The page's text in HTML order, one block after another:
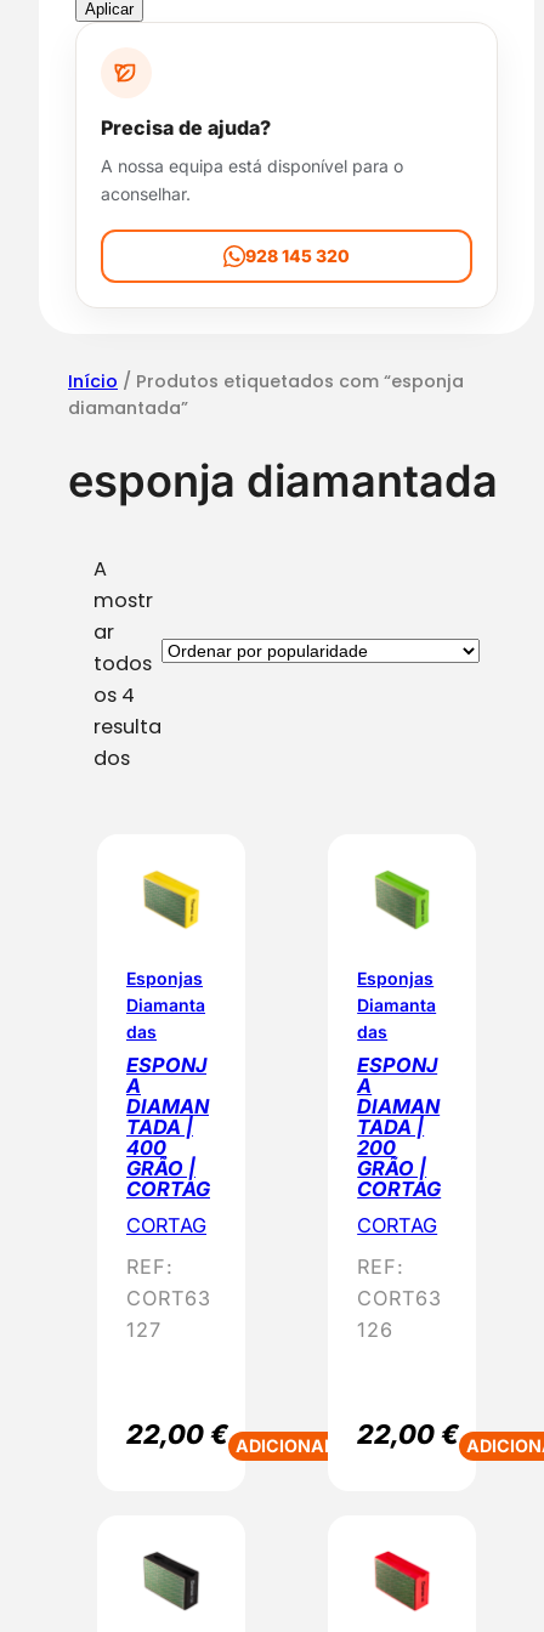
p
b
a
d
e
Aplicar
Precisa de ajuda?
A nossa equipa está disponível para o
aconselhar.
928 145 320
Início / Produtos etiquetados com “esponja
diamantada”
esponja diamantada
A
mostr
ar
todos
os 4
resulta
dosO
o
p
o
r
p
o
p
u
l
a
r
i
d
e
Esponjas
Diamanta
das
ESPONJ
A
DIAMAN
TADA |
400
GRÃO |
CORTAG
CORTAG
REF:
CORT63
127
22,00€ ADICIONAR
Esponjas
Diamanta
das
ESPONJ
A
DIAMAN
TADA |
200
GRÃO |
CORTAG
CORTAG
REF:
CORT63
126
22,00€